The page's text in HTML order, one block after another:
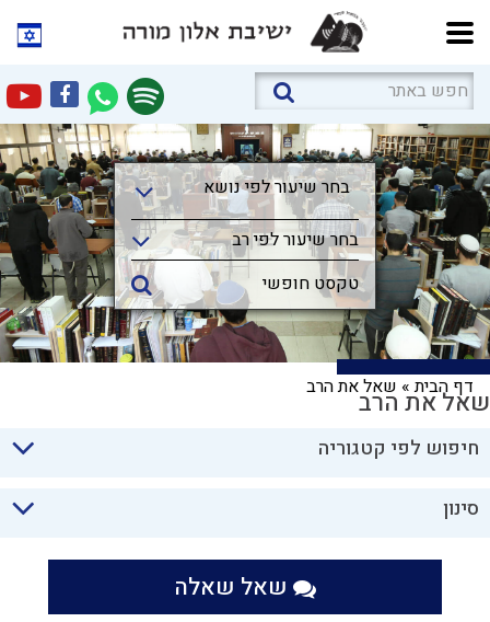
בחר שיעור לפי נושא
בחר שיעור לפי נושא
בחר שיעור לפי רב
דף הבית» שאל את הרבשאל את הרב
חיפוש לפי קטגוריה
סינון
שאל שאלה